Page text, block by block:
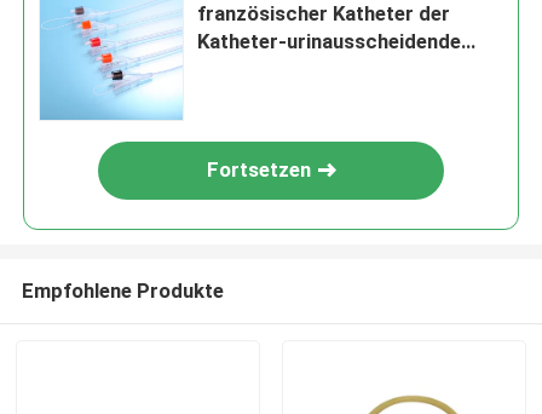
französischer Katheter der
Katheter-urinausscheidende
Fortsetzen
Empfohlene Produkte